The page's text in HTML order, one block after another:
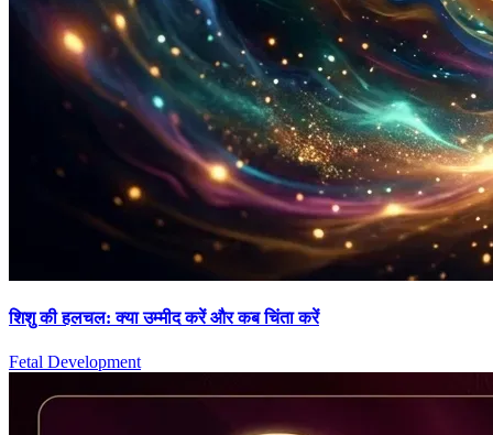
शिशु की हलचल: क्या उम्मीद करें और कब चिंता करें
Fetal Development